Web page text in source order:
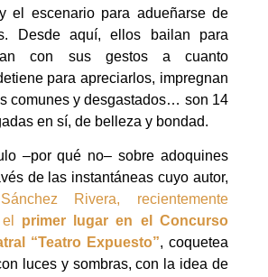
el escenario para adueñarse de
Desde aquí, ellos bailan para
con sus gestos a cuanto
para apreciarlos, impregnan
comunes y desgastados… son 14
en sí, de belleza y bondad.
–por qué no– sobre adoquines
de las instantáneas cuyo autor,
Rivera, recientemente
primer lugar en el Concurso
“Teatro Expuesto”, coquetea
luces y sombras, con la idea de